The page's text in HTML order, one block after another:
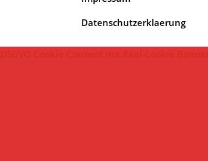
Datenschutzerklaerung
DSGVO Cookie Consent mit Real Cookie Banner